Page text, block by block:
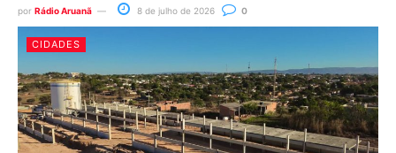
por Rádio Aruanã 8 de julho de 2026 0
CIDADES